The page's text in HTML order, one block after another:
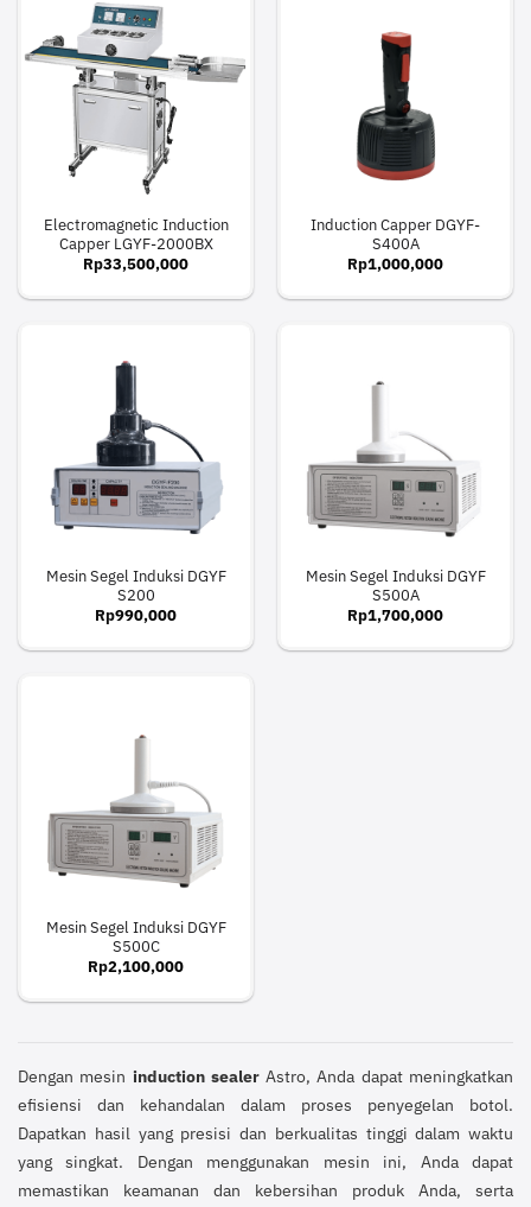
Electromagnetic Induction
Capper LGYF-2000BX
Rp33,500,000
Induction Capper DGYF-
S400A
Rp1,000,000
Mesin Segel Induksi DGYF
S200
Rp990,000
Mesin Segel Induksi DGYF
S500A
Rp1,700,000
Mesin Segel Induksi DGYF
S500C
Rp2,100,000
Dengan mesin induction sealerAstro, Anda dapat meningkatkan
efisiensi dan kehandalan dalam proses penyegelan botol.
Dapatkan hasil yang presisi dan berkualitas tinggi dalam waktu
yang singkat. Dengan menggunakan mesin ini, Anda dapat
memastikan keamanan dan kebersihan produk Anda, serta